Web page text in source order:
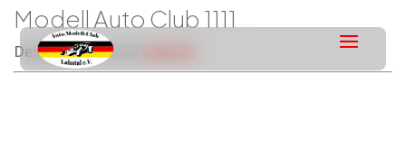
Modell Auto Club 1111
DesignationEmail